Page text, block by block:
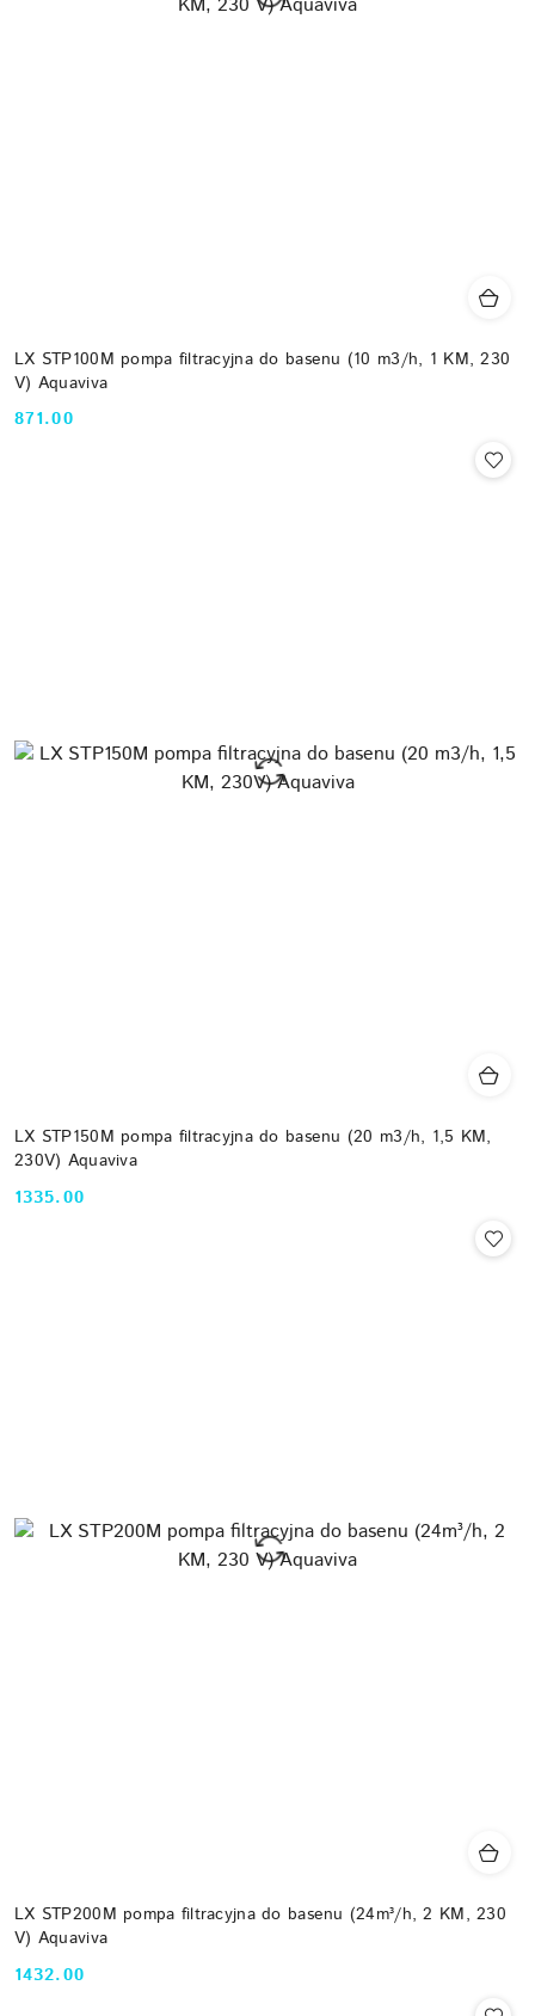
LX STP100M pompa filtracyjna do basenu (10 m3/h, 1 KM, 230
V) Aquaviva
Cena:
871.00
LX STP150M pompa filtracyjna do basenu (20 m3/h, 1,5 KM,
230V) Aquaviva
Cena:
1335.00
LX STP200M pompa filtracyjna do basenu (24m³/h, 2 KM, 230
V) Aquaviva
Cena:
1432.00